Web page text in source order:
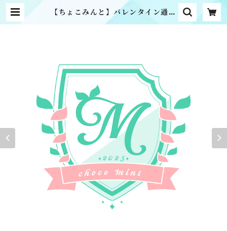
【ちょこみんと】バレンタイン通販
2026 | MME official online s